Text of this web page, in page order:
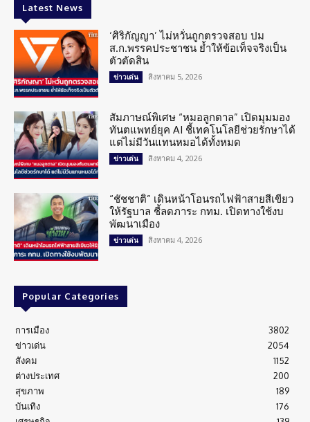
Latest News
‘ศิริกัญญา’ ไม่หวั่นถูกตรวจสอบ ปม
ส.ก.พรรคประชาชน ย้ำให้ข้อเท็จจริงเป็น
ตัวตัดสิน
ข่าวเด่น สิงหาคม 5, 2026
สัมภาษณ์พิเศษ “หมอลูกตาล” เปิดมุมมอง
ทันตแพทย์ยุค AI ชี้เทคโนโลยีช่วยรักษาได้
แต่ไม่มีวันแทนหมอได้ทั้งหมด
ข่าวเด่น สิงหาคม 4, 2026
“ชัชชาติ” เดินหน้าโอนรถไฟฟ้าสายสีเขียว
ให้รัฐบาล ชี้ลดภาระ กทม. เปิดทางใช้งบ
พัฒนาเมือง
ข่าวเด่น สิงหาคม 4, 2026
Popular Categories
การเมือง
3802
ข่าวเด่น
2054
สังคม
1152
ต่างประเทศ
200
สุขภาพ
189
บันเทิง
176